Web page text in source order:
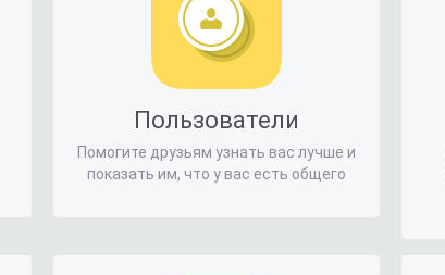
Пользователи
Помогите друзьям узнать вас лучше и
показать им, что у вас есть общего